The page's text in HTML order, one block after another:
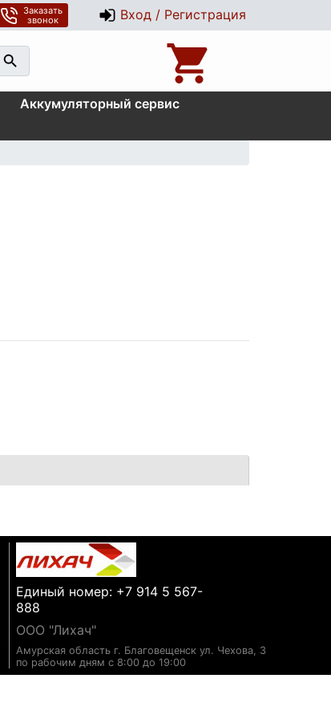
Заказать
звонок
Вход / Регистрация
Аккумуляторный сервис
Единый номер: +7 914 5 567-
888
ООО "Лихач"
Амурская область г. Благовещенск ул. Чехова, 3
по рабочим дням с 8:00 до 19:00